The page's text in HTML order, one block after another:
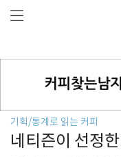
기획/통계로 읽는 커피
네티즌이 선정